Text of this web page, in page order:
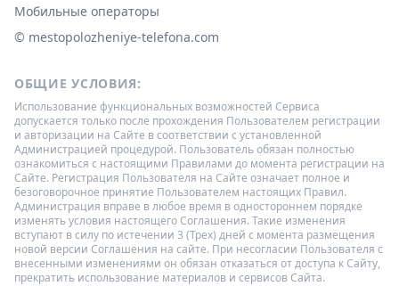
Мобильные операторы
© ‌mestopolozheniye-telefona.com
ОБЩИЕ УСЛОВИЯ:
Использование функциональных возможностей Сервиса
допускается только после прохождения Пользователем регистрации
и авторизации на Сайте в соответствии с установленной
Администрацией процедурой. Пользователь обязан полностью
ознакомиться с настоящими Правилами до момента регистрации на
Сайте. Регистрация Пользователя на Сайте означает полное и
безоговорочное принятие Пользователем настоящих Правил.
Администрация вправе в любое время в одностороннем порядке
изменять условия настоящего Соглашения. Такие изменения
вступают в силу по истечении 3 (Трех) дней с момента размещения
новой версии Соглашения на сайте. При несогласии Пользователя с
внесенными изменениями он обязан отказаться от доступа к Сайту,
прекратить использование материалов и сервисов Сайта.